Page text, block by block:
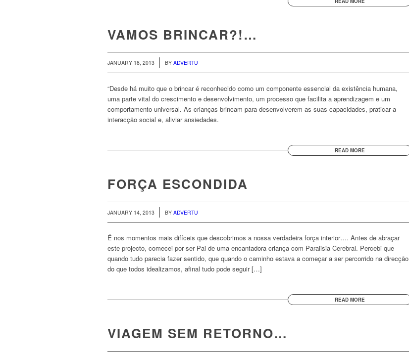
VAMOS BRINCAR?!…
JANUARY 18, 2013 BY ADVERTU
“Desde há muito que o brincar é reconhecido como um componente essencial da existência humana,
uma parte vital do crescimento e desenvolvimento, um processo que facilita a aprendizagem e um
comportamento universal. As crianças brincam para desenvolverem as suas capacidades, praticar a
interacção social e, aliviar ansiedades.
READ MORE
FORÇA ESCONDIDA
JANUARY 14, 2013 BY ADVERTU
É nos momentos mais difíceis que descobrimos a nossa verdadeira força interior…. Antes de abraçar
este projecto, comecei por ser Pai de uma encantadora criança com Paralisia Cerebral. Percebi que
quando tudo parecia fazer sentido, que quando o caminho estava a começar a ser percorrido na direcção
do que todos idealizamos, afinal tudo pode seguir […]
READ MORE
VIAGEM SEM RETORNO…